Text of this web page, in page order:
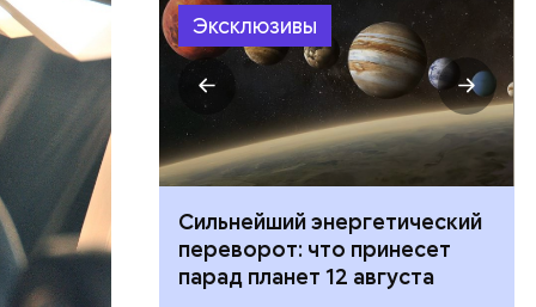
Эксклюзивы
может
Сильнейший энергетический
переворот: что принесет
парад планет 12 августа